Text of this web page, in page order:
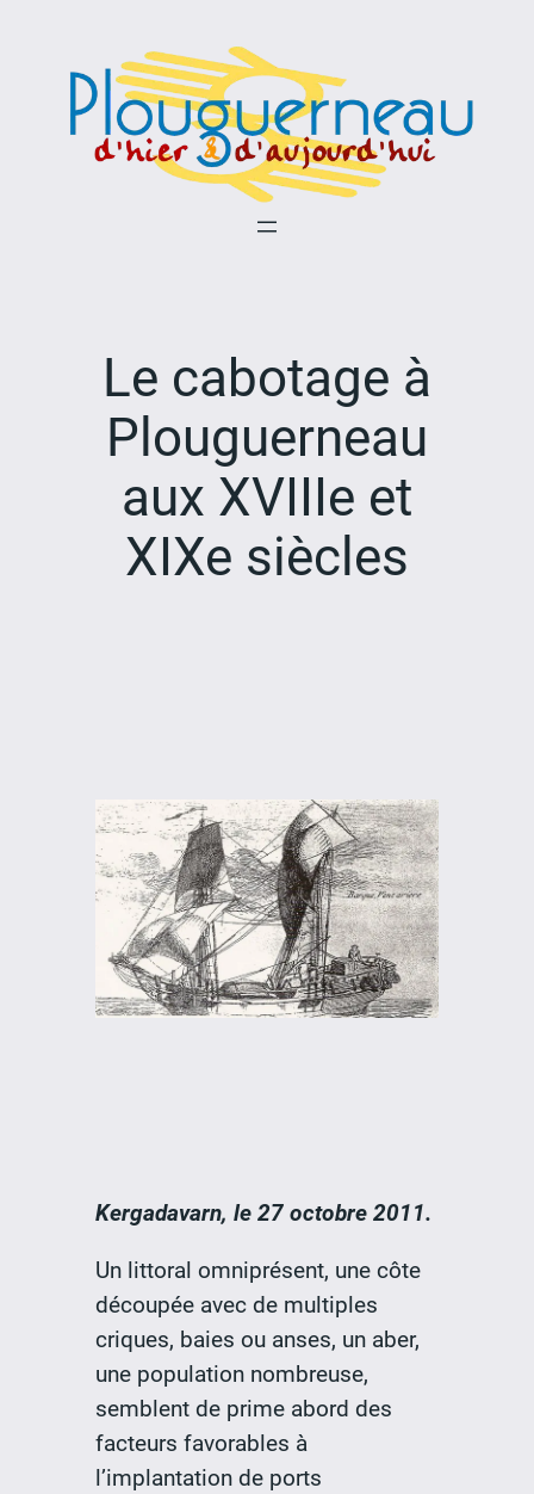
Le cabotage à
Plouguerneau
aux XVIIIe et
XIXe siècles
Kergadavarn, le 27 octobre 2011.
Un littoral omniprésent, une côte
découpée avec de multiples
criques, baies ou anses, un aber,
une population nombreuse,
semblent de prime abord des
facteurs favorables à
l’implantation de ports